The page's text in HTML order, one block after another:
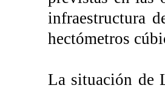
infraestructura
hectómetros
La situación de